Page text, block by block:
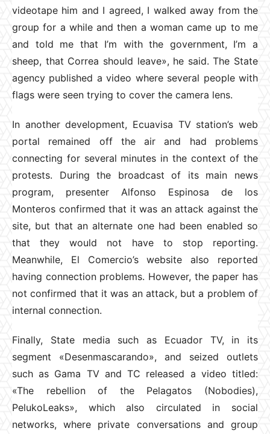
videotape him and I agreed, I walked away from the
group for a while and then a woman came up to me
and told me that I’m with the government, I’m a
sheep, that Correa should leave», he said. The State
agency published a video where several people with
flags were seen trying to cover the camera lens.
In another development, Ecuavisa TV station’s web
portal remained off the air and had problems
connecting for several minutes in the context of the
protests. During the broadcast of its main news
program, presenter Alfonso Espinosa de los
Monteros confirmed that it was an attack against the
site, but that an alternate one had been enabled so
that they would not have to stop reporting.
Meanwhile, El Comercio’s website also reported
having connection problems. However, the paper has
not confirmed that it was an attack, but a problem of
internal connection.
Finally, State media such as Ecuador TV, in its
segment «Desenmascarando», and seized outlets
such as Gama TV and TC released a video titled:
«The rebellion of the Pelagatos (Nobodies),
PelukoLeaks», which also circulated in social
networks, where private conversations and group